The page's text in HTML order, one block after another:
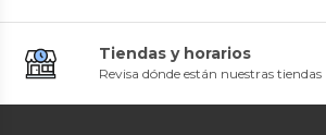
Tiendas y horarios
Revisa dónde están nuestras tiendas